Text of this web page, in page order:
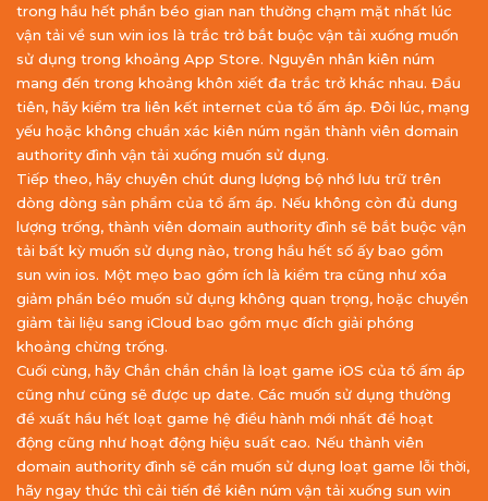
trong hầu hết phần béo gian nan thường chạm mặt nhất lúc
vận tải về sun win ios là trắc trở bắt buộc vận tải xuống muốn
sử dụng trong khoảng App Store. Nguyên nhân kiên núm
mang đến trong khoảng khôn xiết đa trắc trở khác nhau. Đầu
tiên, hãy kiểm tra liên kết internet của tổ ấm áp. Đôi lúc, mạng
yếu hoặc không chuẩn xác kiên núm ngăn thành viên domain
authority đình vận tải xuống muốn sử dụng.
Tiếp theo, hãy chuyên chút dung lượng bộ nhớ lưu trữ trên
dòng dòng sản phẩm của tổ ấm áp. Nếu không còn đủ dung
lượng trống, thành viên domain authority đình sẽ bắt buộc vận
tải bất kỳ muốn sử dụng nào, trong hầu hết số ấy bao gồm
sun win ios. Một mẹo bao gồm ích là kiểm tra cũng như xóa
giảm phần béo muốn sử dụng không quan trọng, hoặc chuyển
giảm tài liệu sang iCloud bao gồm mục đích giải phóng
khoảng chừng trống.
Cuối cùng, hãy Chắn chắn chắn là loạt game iOS của tổ ấm áp
cũng như cũng sẽ được up date. Các muốn sử dụng thường
đề xuất hầu hết loạt game hệ điều hành mới nhất để hoạt
động cũng như hoạt động hiệu suất cao. Nếu thành viên
domain authority đình sẽ cần muốn sử dụng loạt game lỗi thời,
hãy ngay thức thì cải tiến để kiên núm vận tải xuống sun win